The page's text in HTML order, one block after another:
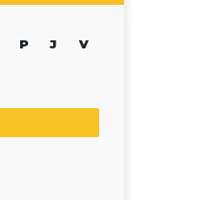
P J V